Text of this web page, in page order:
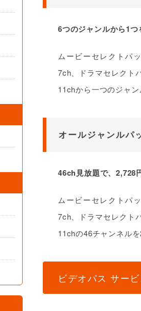
6つのジャンルから1
ムービーセレクトパ
7ch、ドラマセレクト
11chから一つのジャ
オールジャンルパ
46ch見放題で、2,728
ムービーセレクトパ
7ch、ドラマセレクト
11chの46チャンネル
ビデオパス サービ